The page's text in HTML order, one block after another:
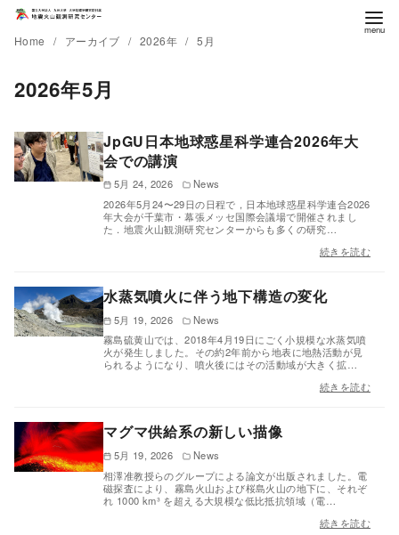
Home アーカイブ 2026年 5月
2026年5月
JpGU日本地球惑星科学連合2026年大
会での講演
5月 24, 2026
News
2026年5月24〜29日の日程で，日本地球惑星科学連合2026
年大会が千葉市・幕張メッセ国際会議場で開催されまし
た．地震火山観測研究センターからも多くの研究…
続きを読む
水蒸気噴火に伴う地下構造の変化
5月 19, 2026
News
霧島硫黄山では、2018年4月19日にごく小規模な水蒸気噴
火が発生しました。その約2年前から地表に地熱活動が見
られるようになり、噴火後にはその活動域が大きく拡…
続きを読む
マグマ供給系の新しい描像
5月 19, 2026
News
相澤准教授らのグループによる論文が出版されました。電
磁探査により、霧島火山および桜島火山の地下に、それぞ
れ 1000 km³ を超える大規模な低比抵抗領域（電…
続きを読む